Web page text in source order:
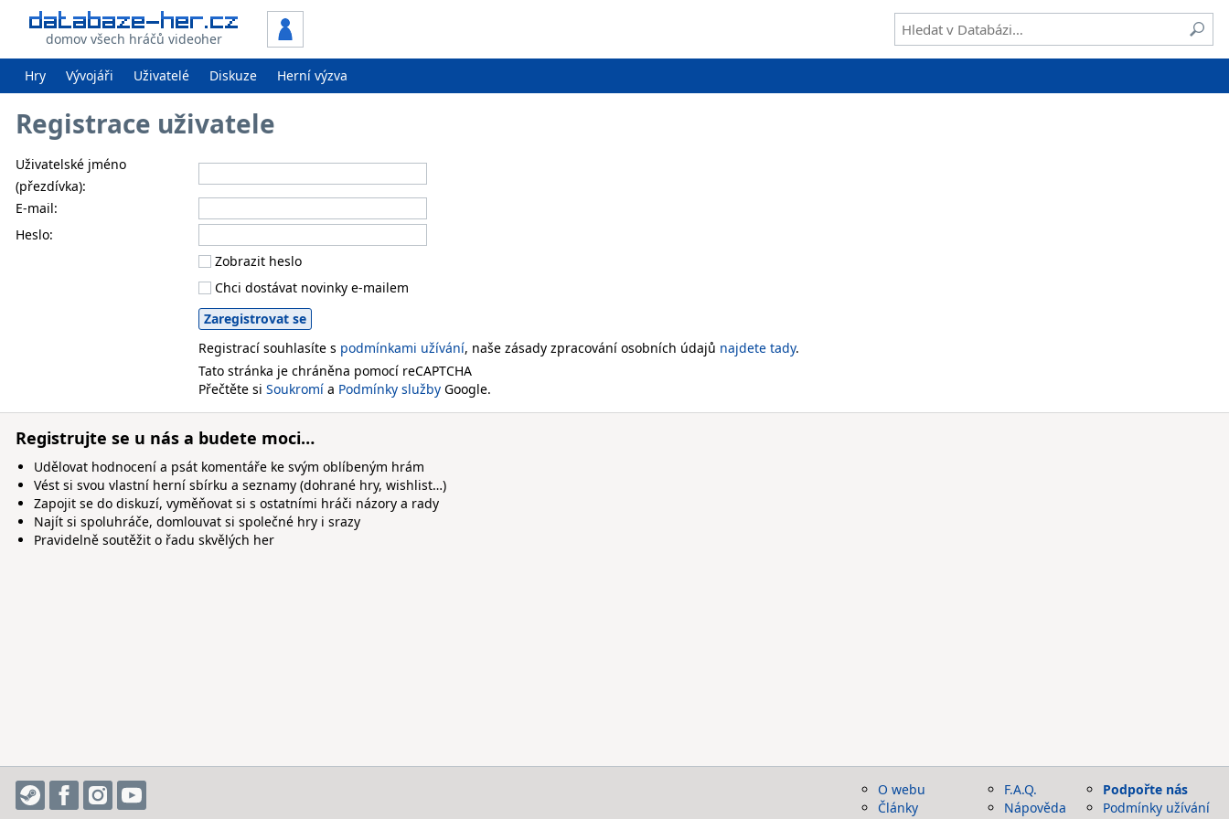
domov všech hráčů videoher
Hry Vývojáři Uživatelé Diskuze Herní výzva
Registrace uživatele
Uživatelské jméno
(přezdívka):
E-mail:
Heslo:
Zobrazit heslo
Chci dostávat novinky e-mailem
Registrací souhlasíte s podmínkami užívání, naše zásady zpracování osobních údajů najdete tady.
Tato stránka je chráněna pomocí reCAPTCHA
Přečtěte si Soukromí a Podmínky služby Google.
Registrujte se u nás a budete moci…
Udělovat hodnocení a psát komentáře ke svým oblíbeným hrám
Vést si svou vlastní herní sbírku a seznamy (dohrané hry, wishlist…)
Zapojit se do diskuzí, vyměňovat si s ostatními hráči názory a rady
Najít si spoluhráče, domlouvat si společné hry i srazy
Pravidelně soutěžit o řadu skvělých her
O webu
Články
F.A.Q.
Nápověda
Podpořte nás
Podmínky užívání